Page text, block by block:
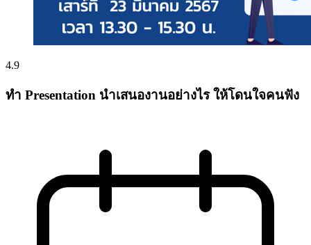
4.9
ทำ Presentation นำเสนองานอย่างไร ให้โดนใจคนฟัง